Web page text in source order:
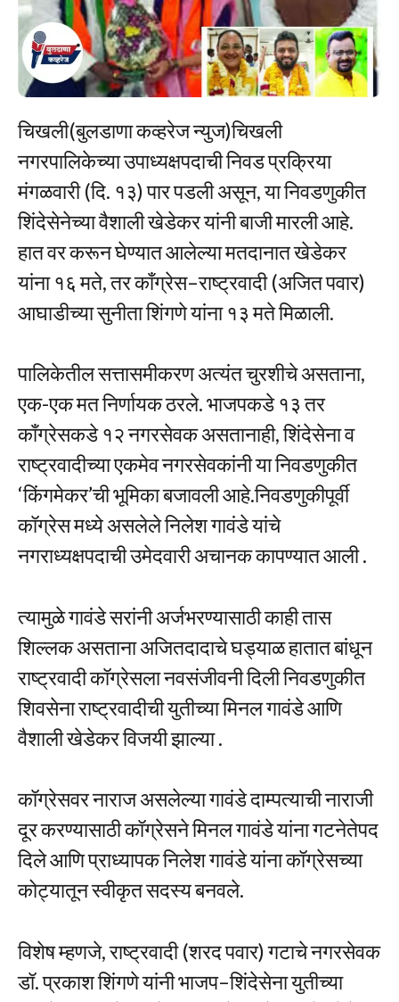
चिखली(बुलडाणा कव्हरेज न्युज)चिखली
नगरपालिकेच्या उपाध्यक्षपदाची निवड प्रक्रिया
मंगळवारी (दि. १३) पार पडली असून, या निवडणुकीत
शिंदेसेनेच्या वैशाली खेडेकर यांनी बाजी मारली आहे.
हात वर करून घेण्यात आलेल्या मतदानात खेडेकर
यांना १६ मते, तर काँग्रेस–राष्ट्रवादी (अजित पवार)
आघाडीच्या सुनीता शिंगणे यांना १३ मते मिळाली.
पालिकेतील सत्तासमीकरण अत्यंत चुरशीचे असताना,
एक-एक मत निर्णायक ठरले. भाजपकडे १३ तर
काँग्रेसकडे १२ नगरसेवक असतानाही, शिंदेसेना व
राष्ट्रवादीच्या एकमेव नगरसेवकांनी या निवडणुकीत
‘किंगमेकर’ची भूमिका बजावली आहे.निवडणुकीपूर्वी
कॉग्रेस मध्ये असलेले निलेश गावंडे यांचे
नगराध्यक्षपदाची उमेदवारी अचानक कापण्यात आली .
त्यामुळे गावंडे सरांनी अर्जभरण्यासाठी काही तास
शिल्लक असताना अजितदादाचे घड्याळ हातात बांधून
राष्ट्रवादी कॉग्रेसला नवसंजीवनी दिली निवडणुकीत
शिवसेना राष्ट्रवादीची युतीच्या मिनल गावंडे आणि
वैशाली खेडेकर विजयी झाल्या .
कॉग्रेसवर नाराज असलेल्या गावंडे दाम्पत्याची नाराजी
दूर करण्यासाठी कॉग्रेसने मिनल गावंडे यांना गटनेतेपद
दिले आणि प्राध्यापक निलेश गावंडे यांना कॉग्रेसच्या
कोट्यातून स्वीकृत सदस्य बनवले.
विशेष म्हणजे, राष्ट्रवादी (शरद पवार) गटाचे नगरसेवक
डॉ. प्रकाश शिंगणे यांनी भाजप–शिंदेसेना युतीच्या